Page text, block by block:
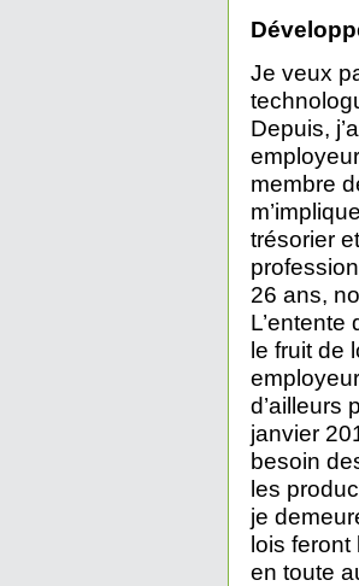
Je veux
Depuis,
membre
trésorier
26 ans,
L’entente
le fruit de
d’ailleurs
janvier
besoin
les
je
lois feront
en toute